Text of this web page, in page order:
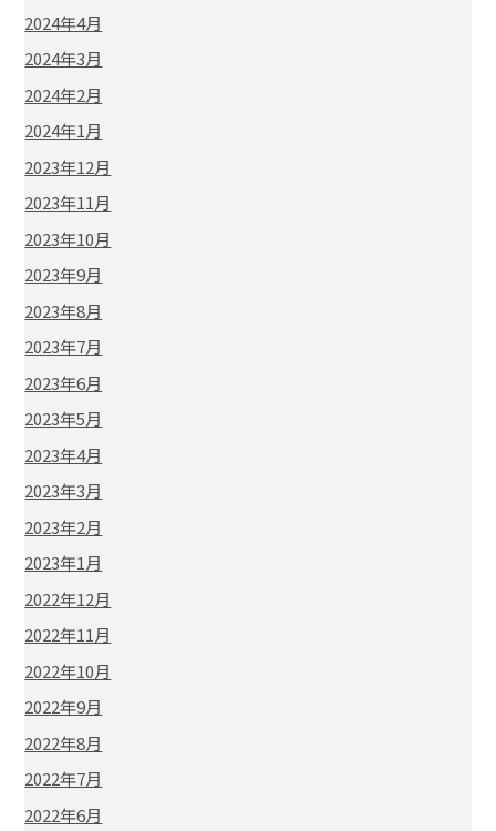
2024年4月
2024年3月
2024年2月
2024年1月
2023年12月
2023年11月
2023年10月
2023年9月
2023年8月
2023年7月
2023年6月
2023年5月
2023年4月
2023年3月
2023年2月
2023年1月
2022年12月
2022年11月
2022年10月
2022年9月
2022年8月
2022年7月
2022年6月